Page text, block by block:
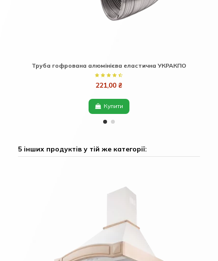
Труба гофрована алюмінієва еластична УКРАКПО
221,00 ₴
Купити
5 інших продуктів у тій же категорії: